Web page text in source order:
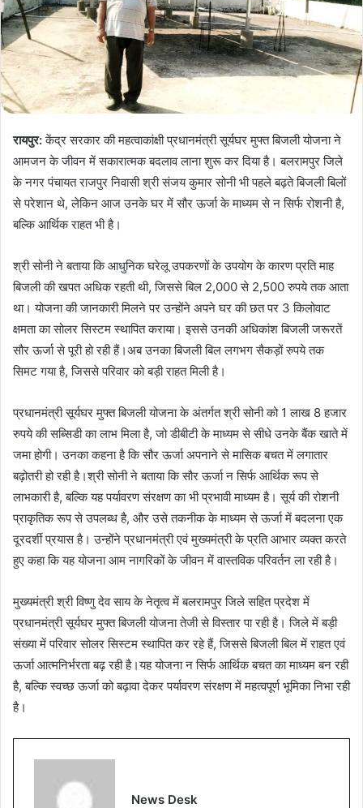
रायपुर:केंद्र सरकार की महत्वाकांक्षी प्रधानमंत्री सूर्यघर मुफ्त बिजली योजना ने
आमजन के जीवन में सकारात्मक बदलाव लाना शुरू कर दिया है। बलरामपुर जिले
के नगर पंचायत राजपुर निवासी श्री संजय कुमार सोनी भी पहले बढ़ते बिजली बिलों
से परेशान थे, लेकिन आज उनके घर में सौर ऊर्जा के माध्यम से न सिर्फ रोशनी है,
बल्कि आर्थिक राहत भी है।
श्री सोनी ने बताया कि आधुनिक घरेलू उपकरणों के उपयोग के कारण प्रति माह
बिजली की खपत अधिक रहती थी, जिससे बिल 2,000 से 2,500 रुपये तक आता
था। योजना की जानकारी मिलने पर उन्होंने अपने घर की छत पर 3 किलोवाट
क्षमता का सोलर सिस्टम स्थापित कराया। इससे उनकी अधिकांश बिजली जरूरतें
सौर ऊर्जा से पूरी हो रही हैं।अब उनका बिजली बिल लगभग सैकड़ों रुपये तक
सिमट गया है, जिससे परिवार को बड़ी राहत मिली है।
प्रधानमंत्री सूर्यघर मुफ्त बिजली योजना के अंतर्गत श्री सोनी को 1 लाख 8 हजार
रुपये की सब्सिडी का लाभ मिला है, जो डीबीटी के माध्यम से सीधे उनके बैंक खाते में
जमा होगी। उनका कहना है कि सौर ऊर्जा अपनाने से मासिक बचत में लगातार
बढ़ोतरी हो रही है।श्री सोनी ने बताया कि सौर ऊर्जा न सिर्फ आर्थिक रूप से
लाभकारी है, बल्कि यह पर्यावरण संरक्षण का भी प्रभावी माध्यम है। सूर्य की रोशनी
प्राकृतिक रूप से उपलब्ध है, और उसे तकनीक के माध्यम से ऊर्जा में बदलना एक
दूरदर्शी प्रयास है। उन्होंने प्रधानमंत्री एवं मुख्यमंत्री के प्रति आभार व्यक्त करते
हुए कहा कि यह योजना आम नागरिकों के जीवन में वास्तविक परिवर्तन ला रही है।
मुख्यमंत्री श्री विष्णु देव साय के नेतृत्व में बलरामपुर जिले सहित प्रदेश में
प्रधानमंत्री सूर्यघर मुफ्त बिजली योजना तेजी से विस्तार पा रही है। जिले में बड़ी
संख्या में परिवार सोलर सिस्टम स्थापित कर रहे हैं, जिससे बिजली बिल में राहत एवं
ऊर्जा आत्मनिर्भरता बढ़ रही है।यह योजना न सिर्फ आर्थिक बचत का माध्यम बन रही
है, बल्कि स्वच्छ ऊर्जा को बढ़ावा देकर पर्यावरण संरक्षण में महत्वपूर्ण भूमिका निभा रही
है।
News Desk